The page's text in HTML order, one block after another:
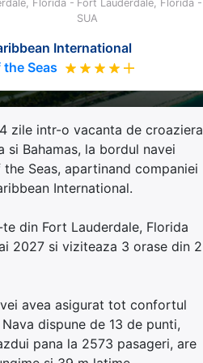
Florida - Fort Lauderdale, Florida -
SUA
International
Seas
zile intr-o vacanta de croaziera
si Bahamas, la bordul navei
Seas, apartinand companiei
International.
din Fort Lauderdale, Florida
2027 si viziteaza 3 orase din 2
avea asigurat tot confortul
Nava dispune de 13 de punti,
pana la 2573 pasageri, are